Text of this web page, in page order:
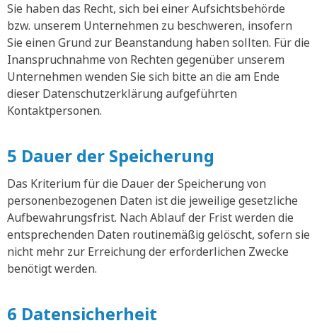
Sie haben das Recht, sich bei einer Aufsichtsbehörde
bzw. unserem Unternehmen zu beschweren, insofern
Sie einen Grund zur Beanstandung haben sollten. Für die
Inanspruchnahme von Rechten gegenüber unserem
Unternehmen wenden Sie sich bitte an die am Ende
dieser Datenschutzerklärung aufgeführten
Kontaktpersonen.
5 Dauer der Speicherung
Das Kriterium für die Dauer der Speicherung von
personenbezogenen Daten ist die jeweilige gesetzliche
Aufbewahrungsfrist. Nach Ablauf der Frist werden die
entsprechenden Daten routinemäßig gelöscht, sofern sie
nicht mehr zur Erreichung der erforderlichen Zwecke
benötigt werden.
6 Datensicherheit